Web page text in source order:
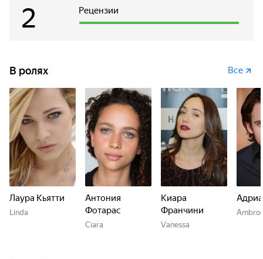
Рецензии
2
В ролях Все
Лаура Кьятти
Linda
Антония
Фотарас
Ciara
Киара
Франчини
Vanessa